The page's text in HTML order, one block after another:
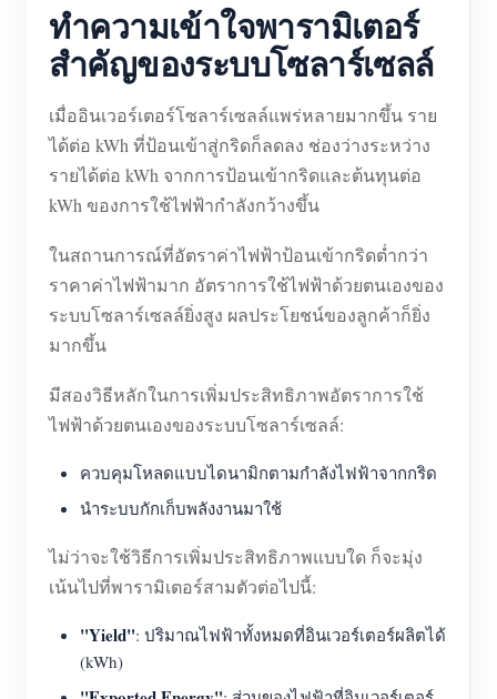
ทำความเข้าใจพารามิเตอร์
สำคัญของระบบโซลาร์เซลล์
เมื่ออินเวอร์เตอร์โซลาร์เซลล์แพร่หลายมากขึ้น ราย
ได้ต่อ kWh ที่ป้อนเข้าสู่กริดก็ลดลง ช่องว่างระหว่าง
รายได้ต่อ kWh จากการป้อนเข้ากริดและต้นทุนต่อ
kWh ของการใช้ไฟฟ้ากำลังกว้างขึ้น
ในสถานการณ์ที่อัตราค่าไฟฟ้าป้อนเข้ากริดต่ำกว่า
ราคาค่าไฟฟ้ามาก อัตราการใช้ไฟฟ้าด้วยตนเองของ
ระบบโซลาร์เซลล์ยิ่งสูง ผลประโยชน์ของลูกค้าก็ยิ่ง
มากขึ้น
มีสองวิธีหลักในการเพิ่มประสิทธิภาพอัตราการใช้
ไฟฟ้าด้วยตนเองของระบบโซลาร์เซลล์:
ควบคุมโหลดแบบไดนามิกตามกำลังไฟฟ้าจากกริด
นำระบบกักเก็บพลังงานมาใช้
ไม่ว่าจะใช้วิธีการเพิ่มประสิทธิภาพแบบใด ก็จะมุ่ง
เน้นไปที่พารามิเตอร์สามตัวต่อไปนี้:
"Yield": ปริมาณไฟฟ้าทั้งหมดที่อินเวอร์เตอร์ผลิตได้
(kWh)